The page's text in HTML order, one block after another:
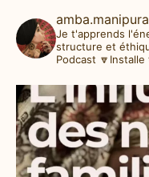
amba.manipura
Je t'apprends
structure et
Podcast